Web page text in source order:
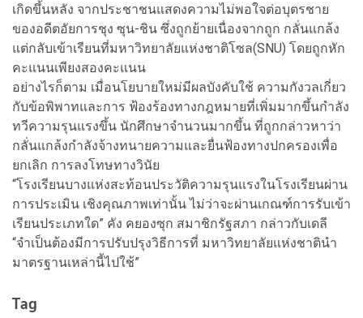
เกิดขึ้นหลัง จากประชาชนแสดงความไม่พอใจต่อบุตรชาย
ของอดีตอัยการชุง ซุน-ชิน ซึ่งถูกย้ายเนื่องจากถูก กลั่นแกล้ง
แต่กลับเข้าเรียนที่มหาวิทยาลัยแห่งชาติโซล(SNU) โดยถูกหัก
คะแนนเพียงสองคะแนน
อย่างไรก็ตาม เมื่อนโยบายใหม่มีผลบังคับใช้ ความกังวลเกี่ยว
กับข้อพิพาทและการ ฟ้องร้องทางกฎหมายที่เพิ่มมากขึ้นกำลัง
ทวีความรุนแรงขึ้น นักศึกษาจำนวนมากขึ้น ที่ถูกกล่าวหาว่า
กลั่นแกล้งกำลังจ้างทนายความและยื่นฟ้องทางปกครองเพื่อ
ยกเลิก การลงโทษทางวินัย
“โรงเรียนบางแห่งสะท้อนประวัติความรุนแรงในโรงเรียนผ่าน
การประเมิน เชิงคุณภาพเท่านั้น ไม่ว่าจะผ่านเกณฑ์การรับเข้า
เรียนประเภทใด” คัง คยองซุก สมาชิกรัฐสภา กล่าวกับเดลี
“จำเป็นต้องมีการปรับปรุงวิธีการที่ มหาวิทยาลัยแห่งชาตินำ
มาตรฐานเหล่านี้ไปใช้”
Tag